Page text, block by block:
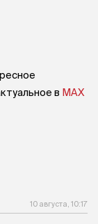
в MAX
10 августа, 10:17